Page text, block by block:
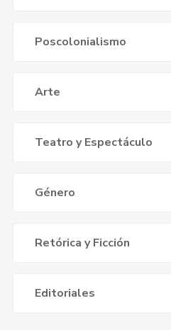
Poscolonialismo
Arte
Teatro y Espectáculo
Género
Retórica y Ficción
Editoriales